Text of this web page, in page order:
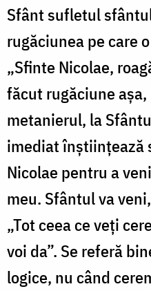
Sfânt sufletul
rugăciunea pe care
„Sfinte Nicolae,
făcut rugăciune
metanierul, la
imediat
Nicolae pentru a
meu. Sfântul va
„Tot ceea ce veţi
voi da”. Se referă
logice, nu când